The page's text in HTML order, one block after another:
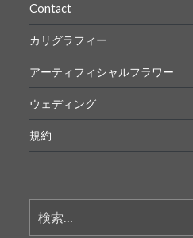
Contact
カリグラフィー
アーティフィシャルフラワー
ウェディング
規約
索: